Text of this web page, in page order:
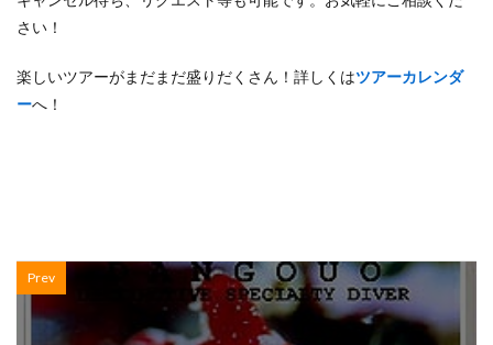
さい！
楽しいツアーがまだまだ盛りだくさん！詳しくはツアーカレンダ
ーへ！
Prev